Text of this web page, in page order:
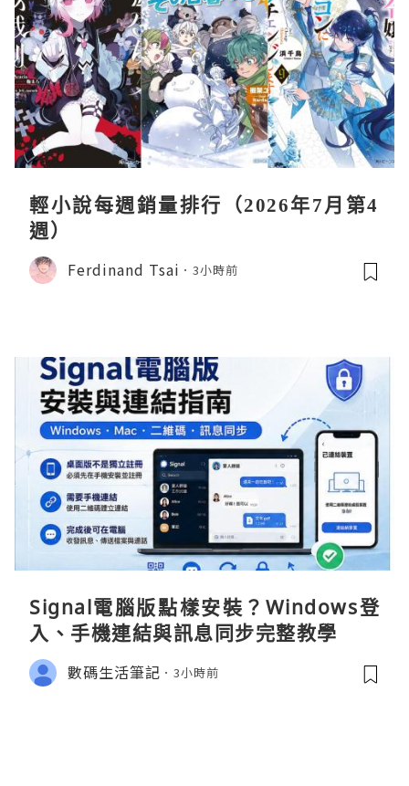
輕小說每週銷量排行（2026年7月第4
週）
Ferdinand Tsai 3小時前
Signal電腦版點樣安裝？Windows登
入、手機連結與訊息同步完整教學
數碼生活筆記 3小時前